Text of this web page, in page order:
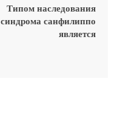
Типом наследования
синдрома санфилиппо
является